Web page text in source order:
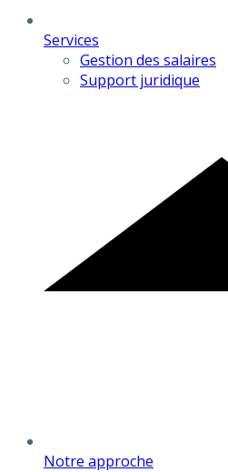
Services
Gestion des salaires
Support juridique
Notre approche